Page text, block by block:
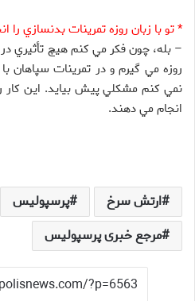
* تو با زبان روزه تمرينات بدنسازي
– بله، چون فکر مي کنم هيچ تأثيري
روزه مي گيرم و در تمرينات سپاهان
نمي کنم مشکلي پيش بيايد. اين کار
انجام مي دهند.
ارتش سرخ پرسپولیس
مرجع خبری پرسپولیس